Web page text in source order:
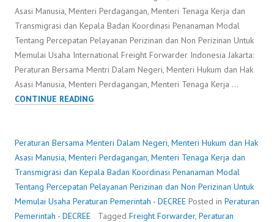
Asasi Manusia, Menteri Perdagangan, Menteri Tenaga Kerja dan
Transmigrasi dan Kepala Badan Koordinasi Penanaman Modal
Tentang Percepatan Pelayanan Perizinan dan Non Perizinan Untuk
Memulai Usaha International Freight Forwarder Indonesia Jakarta:
Peraturan Bersama Mentri Dalam Negeri, Menteri Hukum dan Hak
Asasi Manusia, Menteri Perdagangan, Menteri Tenaga Kerja …
CONTINUE READINGPERATURAN
DALAM
NEGERI,
MENTERI
HUKUM
DAN
HAK
Peraturan Bersama Menteri Dalam Negeri, Menteri Hukum dan Hak
Asasi Manusia, Menteri Perdagangan, Menteri Tenaga Kerja dan
Transmigrasi dan Kepala Badan Koordinasi Penanaman Modal
Tentang Percepatan Pelayanan Perizinan dan Non Perizinan Untuk
Memulai Usaha Peraturan Pemerintah - DECREE Posted in Peraturan
Pemerintah - DECREE
Tagged Freight Forwarder, Peraturan